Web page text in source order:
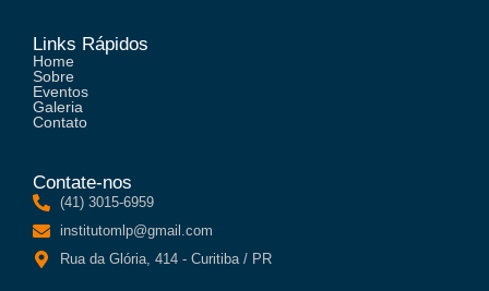
Links Rápidos
Home
Sobre
Eventos
Galeria
Contato
Contate-nos
(41) 3015-6959
institutomlp@gmail.com
Rua da Glória, 414 - Curitiba / PR